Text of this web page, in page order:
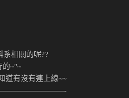
系相關的呢??
的~"~
道有沒有連上線~~